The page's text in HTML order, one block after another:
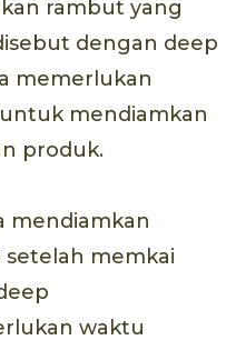
rambut yang
dengan deep
memerlukan
mendiamkan
produk.
mendiamkan
memkai
waktu